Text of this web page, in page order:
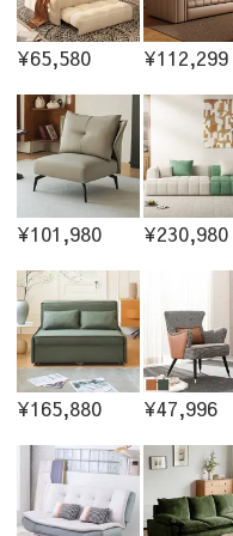
¥65,580 ¥112,299
¥101,980 ¥230,980
¥165,880 ¥47,996